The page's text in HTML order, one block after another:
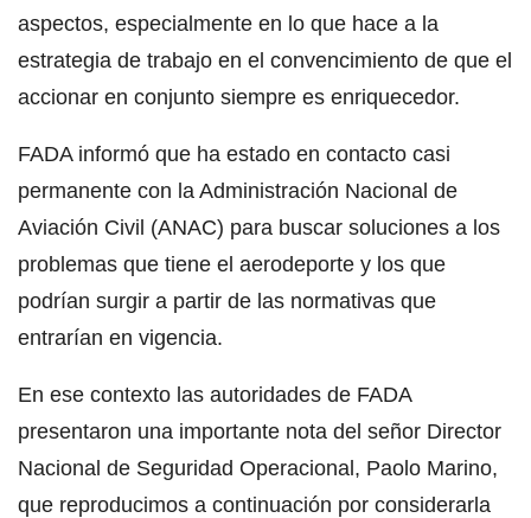
aspectos, especialmente en lo que hace a la
estrategia de trabajo en el convencimiento de que el
accionar en conjunto siempre es enriquecedor.
FADA informó que ha estado en contacto casi
permanente con la Administración Nacional de
Aviación Civil (ANAC) para buscar soluciones a los
problemas que tiene el aerodeporte y los que
podrían surgir a partir de las normativas que
entrarían en vigencia.
En ese contexto las autoridades de FADA
presentaron una importante nota del señor Director
Nacional de Seguridad Operacional, Paolo Marino,
que reproducimos a continuación por considerarla